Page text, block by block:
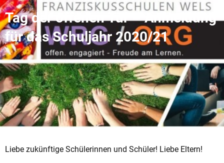
Tag der offenen Tür – Anmeldung
für das Schuljahr 2020/21
Liebe zukünftige Schülerinnen und Schüler! Liebe Eltern!